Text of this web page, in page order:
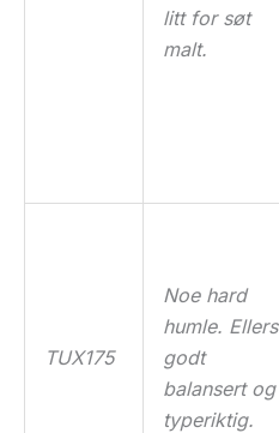
litt for søt
malt.
TUX175
Noe hard
humle. Ellers
godt
balansert og
typeriktig.